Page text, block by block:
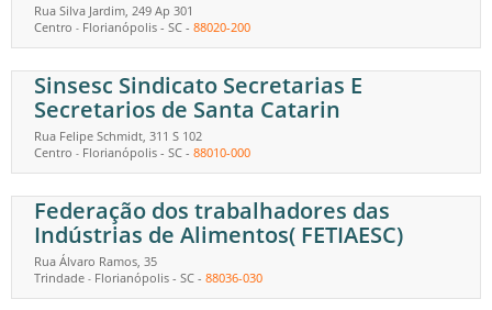
Rua Silva Jardim, 249 Ap 301
Centro - Florianópolis - SC - 88020-200
Sinsesc Sindicato Secretarias E
Secretarios de Santa Catarin
Rua Felipe Schmidt, 311 S 102
Centro - Florianópolis - SC - 88010-000
Federação dos trabalhadores das
Indústrias de Alimentos( FETIAESC)
Rua Álvaro Ramos, 35
Trindade - Florianópolis - SC - 88036-030